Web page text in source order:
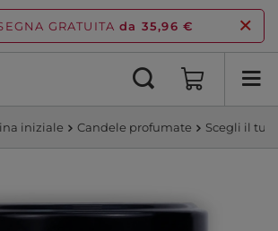
GRATUITA da 35,96 €
iniziale Candele profumate Scegli il tuo